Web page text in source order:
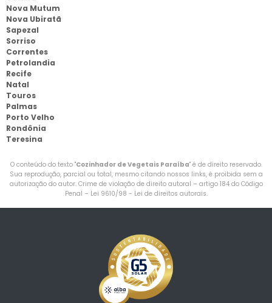
Nova Mutum
Nova Ubiratã
Sapezal
Sorriso
Correntes
Petrolandia
Recife
Natal
Touros
Palmas
Porto Velho
Rondônia
Teresina
O conteúdo do texto "Cozinhador de Vegetais Paraíba" é de direito reservado.
Sua reprodução, parcial ou total, mesmo citando nossos links, é proibida sem a
autorização do autor. Crime de violação de direito autoral – artigo 184 do Código
Penal – Lei 9610/98 - Lei de direitos autorais.